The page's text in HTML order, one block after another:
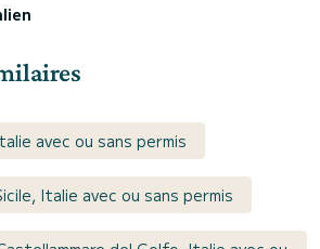
avec ou sans permis
Italie avec ou sans permis